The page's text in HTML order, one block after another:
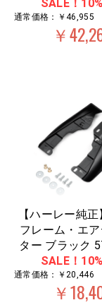
SALE！
通常価格：￥46,955
￥
【ハーレー純
フレーム・エ
ター ブラック
SALE！
通常価格：￥20,446
￥